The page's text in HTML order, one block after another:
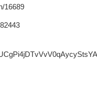
16689